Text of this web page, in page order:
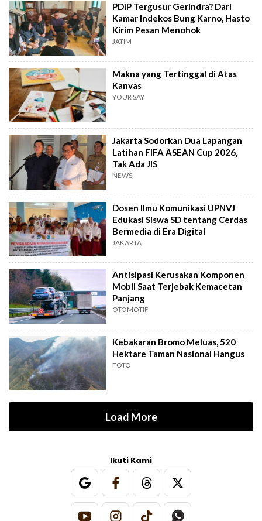
PDIP Tergusur Gerindra? Dari
Kamar Indekos Bung Karno, Hasto
Kirim Pesan Menohok
JATIM
Makna yang Tertinggal di Atas
Kanvas
YOUR SAY
Jakarta Sodorkan Dua Lapangan
Latihan FIFA ASEAN Cup 2026,
Tak Ada JIS
NEWS
Dosen Ilmu Komunikasi UPNVJ
Edukasi Siswa SD tentang Cerdas
Bermedia di Era Digital
JAKARTA
Antisipasi Kerusakan Komponen
Mobil Saat Terjebak Kemacetan
Panjang
OTOMOTIF
Kebakaran Bromo Meluas, 520
Hektare Taman Nasional Hangus
FOTO
Load More
Ikuti Kami